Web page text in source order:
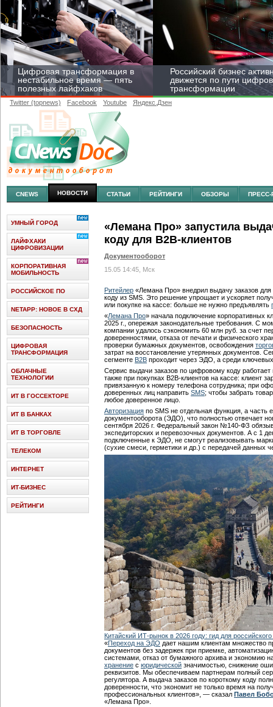
Цифровая трансформация в
нестабильное время — пять
полезных лайфхаков
Российский бизнес
движется по пути
трансформации
Средний бизнес начал
цифровизироваться со
скоростью крупных
корпораций
Twitter (topnews) Facebook Youtube Яндекс.Дзен
CNEWS НОВОСТИ СТАТЬИ РЕЙТИНГИ ОБЗОРЫ
«Лемана Про» запустила
коду для B2B-клиентов
Документооборот
15.05 14:45, Мск
Ритейлер «Лемана Про» внедрил выдачу заказов
коду из SMS. Это решение упрощает и ускоряет
или покупке на кассе: больше не нужно предъявлять
«Лемана Про» начала подключение корпоративных
2025 г., опережая законодательные требования. С
компании удалось сэкономить 60 млн руб. за счет
доверенностями, отказа от печати и физического
проверки бумажных документов, освобождения
затрат на восстановление утерянных документов.
сегменте B2B проходит через ЭДО, а среди
Сервис выдачи заказов по цифровому коду
также при покупках B2B-клиентов на кассе: клиент
привязанную к номеру телефона сотрудника; при
доверенных лиц направить SMS; чтобы забрать
любое доверенное лицо.
Авторизация по SMS не отдельная функция, а часть
документооборота (ЭДО), что полностью отвечает
сентября 2026 г. Федеральный закон №140-ФЗ
экспедиторских и перевозочных документов. А с 1
подключенные к ЭДО, не смогут реализовывать
(сухие смеси, герметики и др.) с передачей данных
Китайский ИТ-рынок в 2026 году: гид для
«Переход на ЭДО дает нашим клиентам множество
документов без задержек при приемке,
системами, отказ от бумажного архива и экономию
хранение с юридической значимостью, снижение
реквизитов. Мы обеспечиваем партнерам полный
регулятора. А выдача заказов по короткому коду
доверенности, что экономит не только время на
профессиональных клиентов», — сказал Павел
«Лемана Про».
УМНЫЙ ГОРОД
ЛАЙФХАКИ
ЦИФРОВИЗАЦИИ
КОРПОРАТИВНАЯ
МОБИЛЬНОСТЬ
РОССИЙСКОЕ ПО
NETAPP: НОВОЕ В СХД
БЕЗОПАСНОСТЬ
ЦИФРОВАЯ
ТРАНСФОРМАЦИЯ
ОБЛАЧНЫЕ
ТЕХНОЛОГИИ
ИТ В ГОССЕКТОРЕ
ИТ В БАНКАХ
ИТ В ТОРГОВЛЕ
ТЕЛЕКОМ
ИНТЕРНЕТ
ИТ-БИЗНЕС
РЕЙТИНГИ